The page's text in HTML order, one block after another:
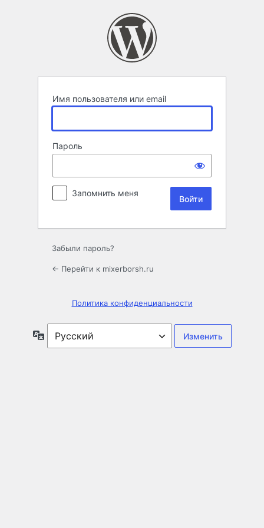
Имя пользователя или email
Пароль
Запомнить меня
Забыли пароль?
← Перейти к mixerborsh.ru
Политика конфиденциальности
Язык